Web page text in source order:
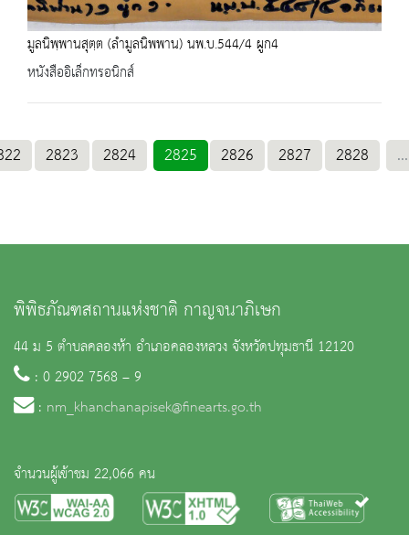
มูลนิพฺพานสุตฺต (ลำมูลนิพพาน) นพ.บ.544/4 ผูก4
หนังสืออิเล็กทรอนิกส์
2823 2824 2825 2826 2827 2828 ...
พิพิธภัณฑสถานแห่งชาติ กาญจนาภิเษก
44 ม 5 ตำบลคลองห้า อำเภอคลองหลวง จังหวัดปทุมธานี 12120
: 0 2902 7568 – 9
: nm_khanchanapisek@finearts.go.th
จำนวนผู้เข้าชม 22,066 คน